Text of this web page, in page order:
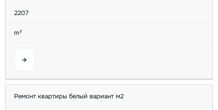
2207
m²
→
Ремонт квартиры белый вариант м2